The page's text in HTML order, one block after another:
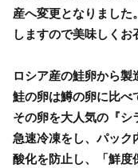
産へ変更となりました
しますので美味しくお
ロシア産の鮭卵から製
鮭の卵は鱒の卵に比べ
その卵を大人気の『シ
急速冷凍をし、パック
酸化を防止し、「鮮度